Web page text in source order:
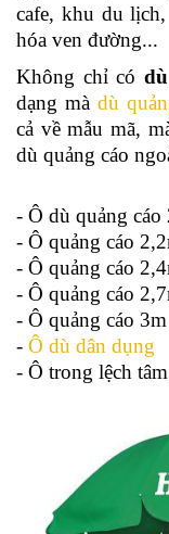
cafe, khu du lịch,
hóa ven đường...
Không chỉ có
dạng mà dù
cả về mẫu mã,
dù quảng cáo
- Ô dù quảng cáo
- Ô quảng cáo
- Ô quảng cáo
- Ô quảng cáo
- Ô quảng cáo 3m
- Ô dù dân dụng
- Ô trong lệch tâm